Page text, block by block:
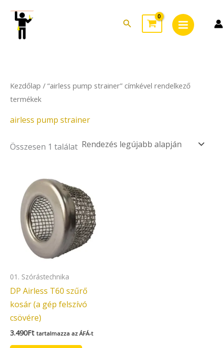
content
Search
Menu
Kezdőlap / “airless pump strainer” címkével rendelkező
termékek
airless pump strainer
Összesen 1 találat
01. Szórástechnika
DP Airless T60 szűrő
kosár (a gép felszívó
csövére)
3.490Ft tartalmazza az ÁFÁ-t